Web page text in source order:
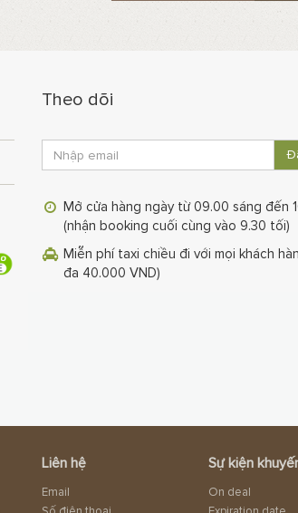
Theo dõi
Mở cửa hàng ngày từ 09.00 sáng đến
(nhận booking cuối cùng vào 9.30 tối)
Miễn phí taxi chiều đi với mọi khách
đa 40.000 VND)
Liên hệ
Email
Sự kiện
On deal